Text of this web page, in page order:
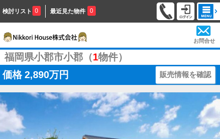
検討リスト 0 最近見た物件 0
お問合せ
福岡県小郡市小郡（1物件）
価格 2,890万円 販売情報を確認